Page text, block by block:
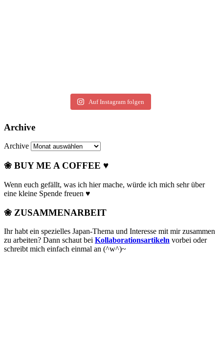
Auf Instagram folgen
Archive
Archive
❀ BUY ME A COFFEE ♥
Wenn euch gefällt, was ich hier mache, würde ich mich sehr über
eine kleine Spende freuen ♥
❀ ZUSAMMENARBEIT
Ihr habt ein spezielles Japan-Thema und Interesse mit mir zusammen
zu arbeiten? Dann schaut bei Kollaborationsartikeln vorbei oder
schreibt mich einfach einmal an (^w^)~